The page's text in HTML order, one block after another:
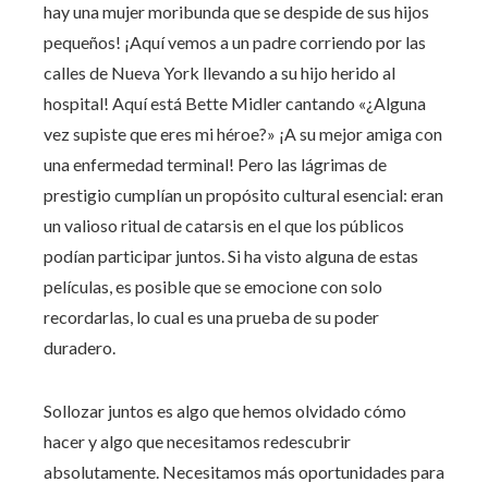
hay una mujer moribunda que se despide de sus hijos
pequeños! ¡Aquí vemos a un padre corriendo por las
calles de Nueva York llevando a su hijo herido al
hospital! Aquí está Bette Midler cantando «¿Alguna
vez supiste que eres mi héroe?» ¡A su mejor amiga con
una enfermedad terminal! Pero las lágrimas de
prestigio cumplían un propósito cultural esencial: eran
un valioso ritual de catarsis en el que los públicos
podían participar juntos. Si ha visto alguna de estas
películas, es posible que se emocione con solo
recordarlas, lo cual es una prueba de su poder
duradero.
Sollozar juntos es algo que hemos olvidado cómo
hacer y algo que necesitamos redescubrir
absolutamente. Necesitamos más oportunidades para